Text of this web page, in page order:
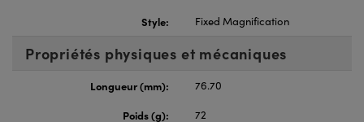
Style:
Fixed Magnification
Propriétés physiques et mécaniques
Longueur (mm):
76.70
Poids (g):
72